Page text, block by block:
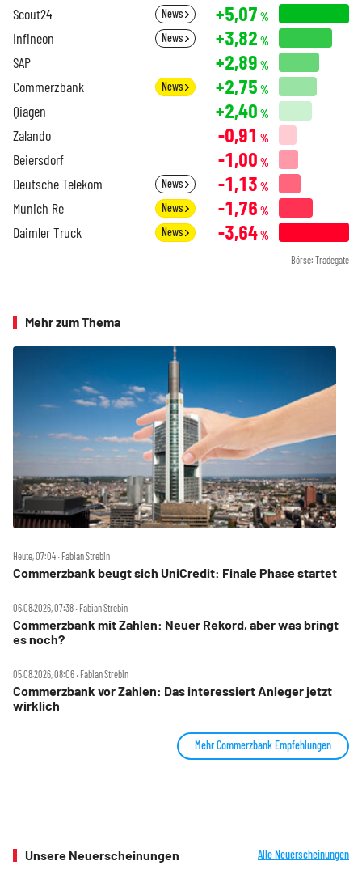
Scout24 News +5,07 %
Infineon News +3,82 %
SAP +2,89 %
Commerzbank News +2,75 %
Qiagen +2,40 %
Zalando -0,91 %
Beiersdorf -1,00 %
Deutsche Telekom News -1,13 %
Munich Re News -1,76 %
Daimler Truck News -3,64%
Börse: Tradegate
Mehr zum Thema
Heute, 07:04 ‧ Fabian Strebin
Commerzbank beugt sich UniCredit: Finale Phase startet
06.08.2026, 07:38 ‧ Fabian Strebin
Commerzbank mit Zahlen: Neuer Rekord, aber was bringt
es noch?
05.08.2026, 08:06 ‧ Fabian Strebin
Commerzbank vor Zahlen: Das interessiert Anleger jetzt
wirklich
Mehr Commerzbank Empfehlungen
Unsere Neuerscheinungen Alle Neuerscheinungen